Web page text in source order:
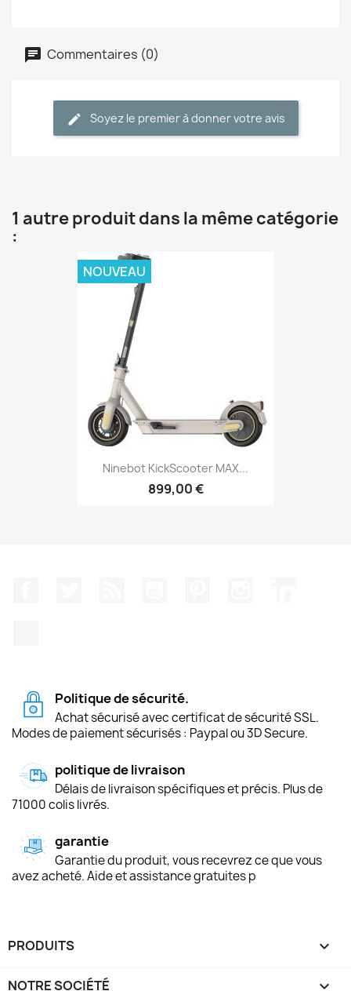
Commentaires (0)
Soyez le premier à donner votre avis
1 autre produit dans la même catégorie
:
Ninebot KickScooter MAX...
899,00 €
NOUVEAU
Politique de sécurité.
Achat sécurisé avec certificat de sécurité SSL.
Modes de paiement sécurisés : Paypal ou 3D Secure.
politique de livraison
Délais de livraison spécifiques et précis. Plus de
71000 colis livrés.
garantie
Garantie du produit, vous recevrez ce que vous
avez acheté. Aide et assistance gratuites p
PRODUITS 
NOTRE SOCIÉTÉ 